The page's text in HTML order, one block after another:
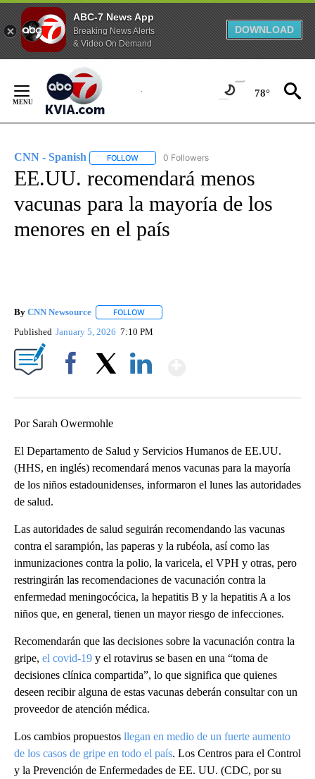
ABC-7 News App
Breaking News Alerts
& Video On Demand
DOWNLOAD
Content
78°
CNN - Spanish FOLLOW FOLLOW "CNN - SPANISH" TO RECEIVE
0 Followers
EE.UU. recomendará menos
vacunas para la mayoría de los
menores en el país
By CNN Newsource FOLLOW
Published January 5, 2026 7:10 PM
Por Sarah Owermohle
El Departamento de Salud y Servicios Humanos de EE.UU.
(HHS, en inglés) recomendará menos vacunas para la mayoría
de los niños estadounidenses, informaron el lunes las autoridades
de salud.
Las autoridades de salud seguirán recomendando las vacunas
contra el sarampión, las paperas y la rubéola, así como las
inmunizaciones contra la polio, la varicela, el VPH y otras, pero
restringirán las recomendaciones de vacunación contra la
enfermedad meningocócica, la hepatitis B y la hepatitis A a los
niños que, en general, tienen un mayor riesgo de infecciones.
Recomendarán que las decisiones sobre la vacunación contra la
gripe, el covid-19 y el rotavirus se basen en una “toma de
decisiones clínica compartida”, lo que significa que quienes
deseen recibir alguna de estas vacunas deberán consultar con un
proveedor de atención médica.
Los cambios propuestos llegan en medio de un fuerte aumento
de los casos de gripe en todo el país. Los Centros para el Control
y la Prevención de Enfermedades de EE. UU. (CDC, por su